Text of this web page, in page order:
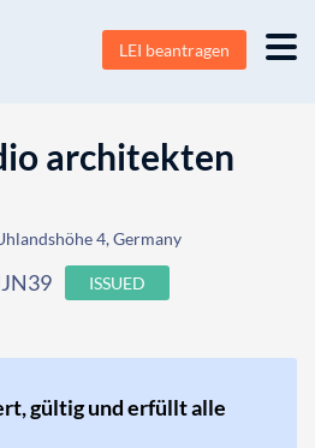
LEI beantragen
architekten
4, Germany
ISSUED
gültig und erfüllt alle